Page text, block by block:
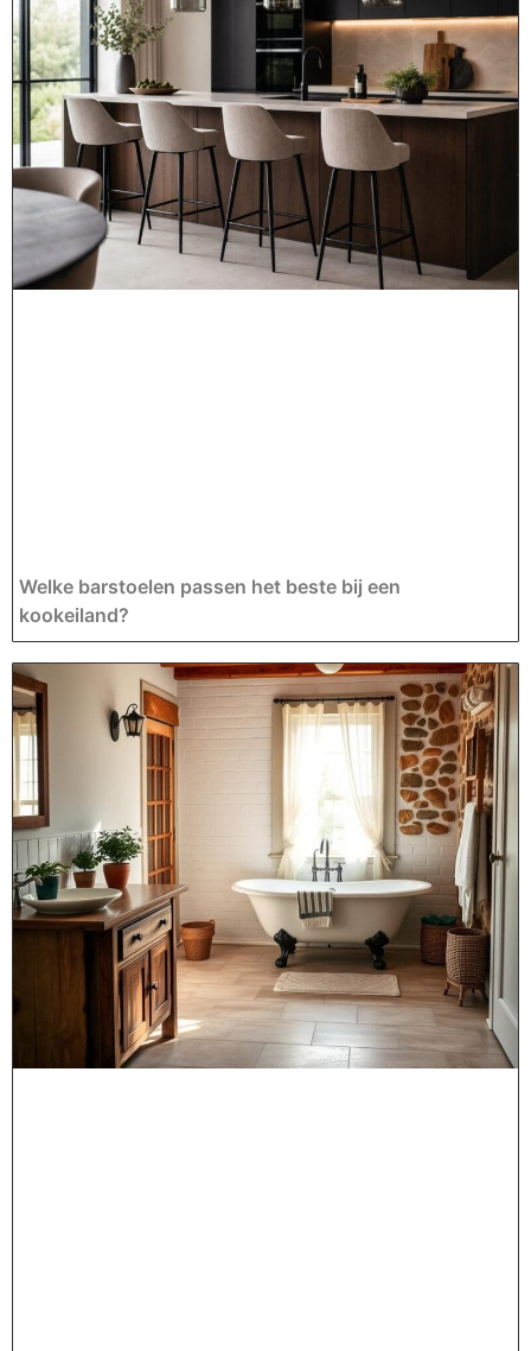
Welke barstoelen passen het beste bij een
kookeiland?